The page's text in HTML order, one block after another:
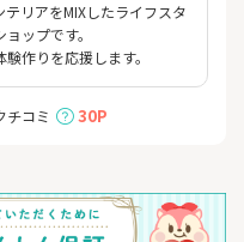
リアをMIXしたライフスタ
ップです。
作りを応援します。
チコミ 30P